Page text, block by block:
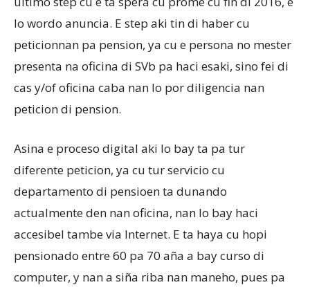
lo wordo anuncia. E step aki tin di haber cu
peticionnan pa pension, ya cu e persona no mester
presenta na oficina di SVb pa haci esaki, sino fei di
cas y/of oficina caba nan lo por diligencia nan
peticion di pension.
Asina e proceso digital aki lo bay ta pa tur
diferente peticion, ya cu tur servicio cu
departamento di pensioen ta dunando
actualmente den nan oficina, nan lo bay haci
accesibel tambe via Internet. E ta haya cu hopi
pensionado entre 60 pa 70 aña a bay curso di
computer, y nan a siña riba nan maneho, pues pa